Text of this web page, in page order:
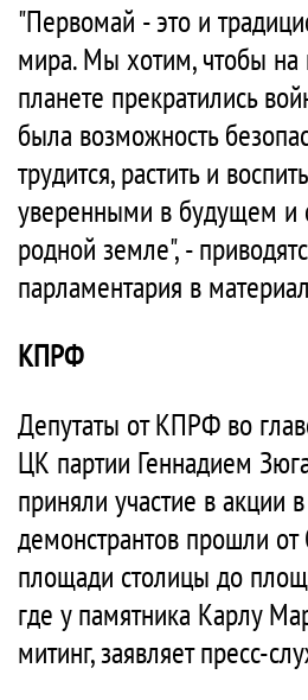
"Первомай - это и
мира. Мы хотим, чтобы на
планете прекратились
была возможность
трудится, растить и
уверенными в будущем и
родной земле", -
парламентария в
КПРФ
Депутаты от КПРФ во
ЦК партии Геннадием
приняли участие в акции
демонстрантов прошли от
площади столицы до
где у памятника Карлу
митинг, заявляет пресс-